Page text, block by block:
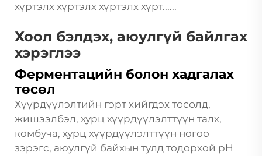
хүртэлх хүртэлх хүртэлх хүрт......
Хоол бэлдэх, аюулгүй байлгах
хэрэглээ
Ферментацийн болон хадгалах
төсөл
Хүүрдүүлэлтийн гэрт хийгдэх төсөлд,
жишээлбэл, хурц хүүрдүүлэлттүүн талх,
комбуча, хурц хүүрдүүлэлттүүн ногоо
зэрэгс, аюулгүй байхын тулд тодорхой pH